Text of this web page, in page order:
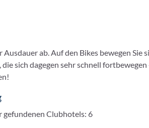
ab. Auf den Bikes bewegen
sich dagegen sehr schnell
gefundenen Clubhotels: 6